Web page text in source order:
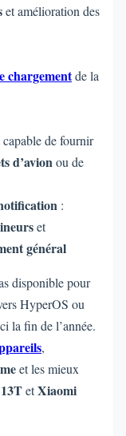
et amélioration des
chargementde la
capable de fournir
d’avionou de
:
et
général
disponible pour
HyperOS ou
la fin de l’année.
,
et les mieux
etXiaomi